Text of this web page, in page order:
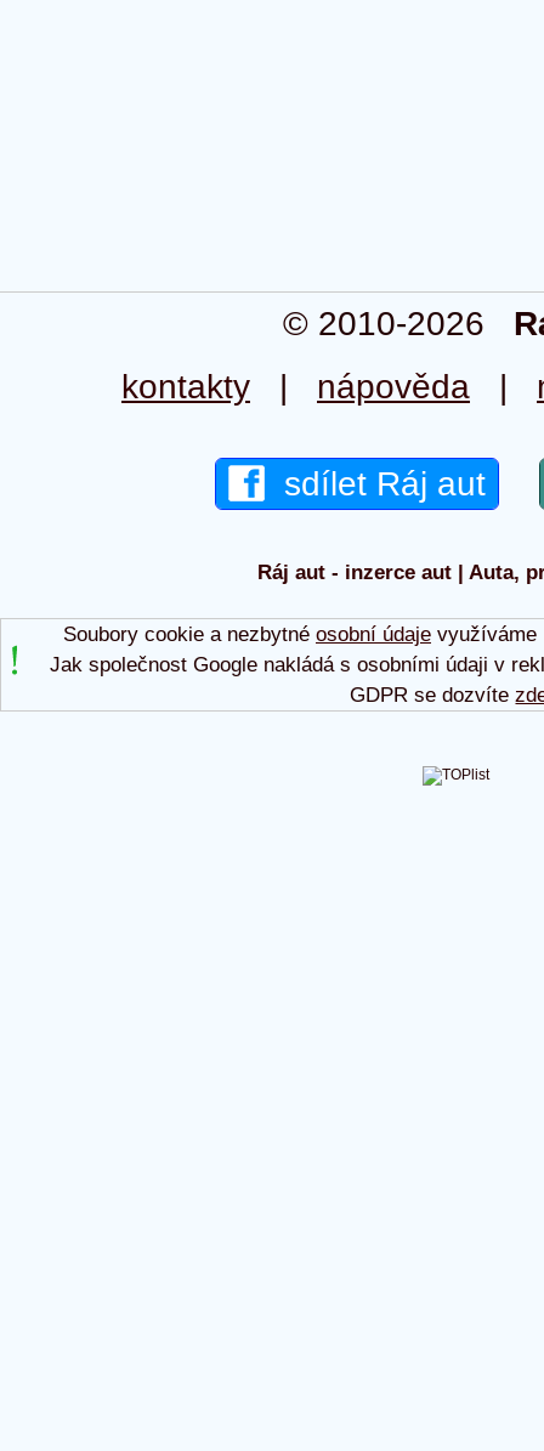
© 2010-2026
kontakty | nápověda |
sdílet Ráj aut
Ráj aut - inzerce aut | Auta,
Soubory cookie a nezbytné osobní údajevyužíváme
Jak společnost Google nakládá s osobními údaji v
GDPR se dozvíte